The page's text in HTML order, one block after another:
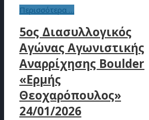
Περισσότερα …
5ος Διασυλλογικός
Αγώνας Αγωνιστικής
Αναρρίχησης Boulder
«Ερμής
Θεοχαρόπουλος»
24/01/2026